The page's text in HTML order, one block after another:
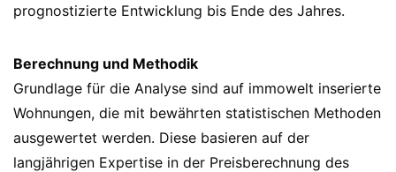
prognostizierte Entwicklung bis Ende des Jahres.
Berechnung und Methodik
Grundlage für die Analyse sind auf immowelt inserierte
Wohnungen, die mit bewährten statistischen Methoden
ausgewertet werden. Diese basieren auf der
langjährigen Expertise in der Preisberechnung des